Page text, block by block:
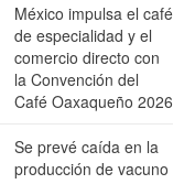
México impulsa el café
de especialidad y el
comercio directo con
la Convención del
Café Oaxaqueño 2026
Se prevé caída en la
producción de vacuno